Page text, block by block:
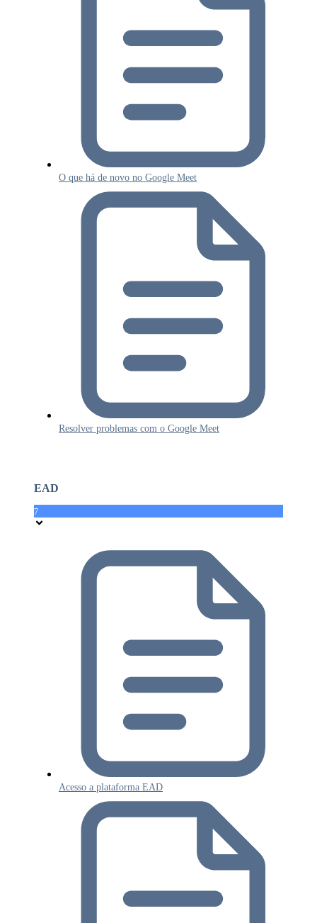
O que há de novo no Google Meet
Resolver problemas com o Google Meet
EAD
7
Acesso a plataforma EAD